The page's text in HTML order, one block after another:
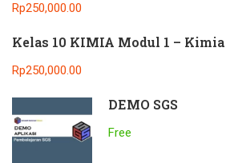
Rp250,000.00
Kelas 10 KIMIA Modul 1 –
Rp250,000.00
DEMO SGS
Free